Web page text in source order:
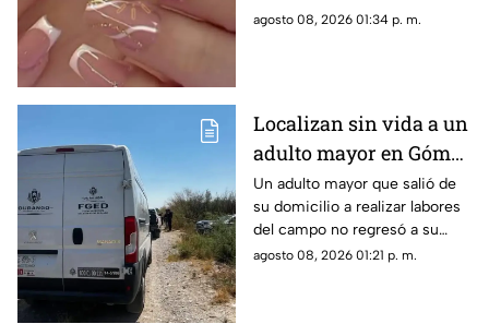
servicio de uñas. Autoridades
agosto 08, 2026 01:34 p. m.
Localizan sin vida a un
adulto mayor en Gómez
Palacio; habría sufrido
un infarto
Un adulto mayor que salió de
su domicilio a realizar labores
del campo no regresó a su
hogar. Tras ser buscado por su
agosto 08, 2026 01:21 p. m.